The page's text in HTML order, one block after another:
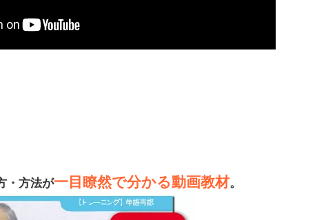
・方法が一目瞭然で分かる動画教材。